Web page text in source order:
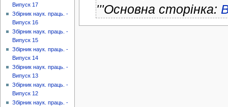
'''Основна сторінка:
Випуск 17
Збірник наук. праць. -
Випуск 16
Збірник наук. праць. -
Випуск 15
Збірник наук. праць. -
Випуск 14
Збірник наук. праць. -
Випуск 13
Збірник наук. праць. -
Випуск 12
Збірник наук. праць. -